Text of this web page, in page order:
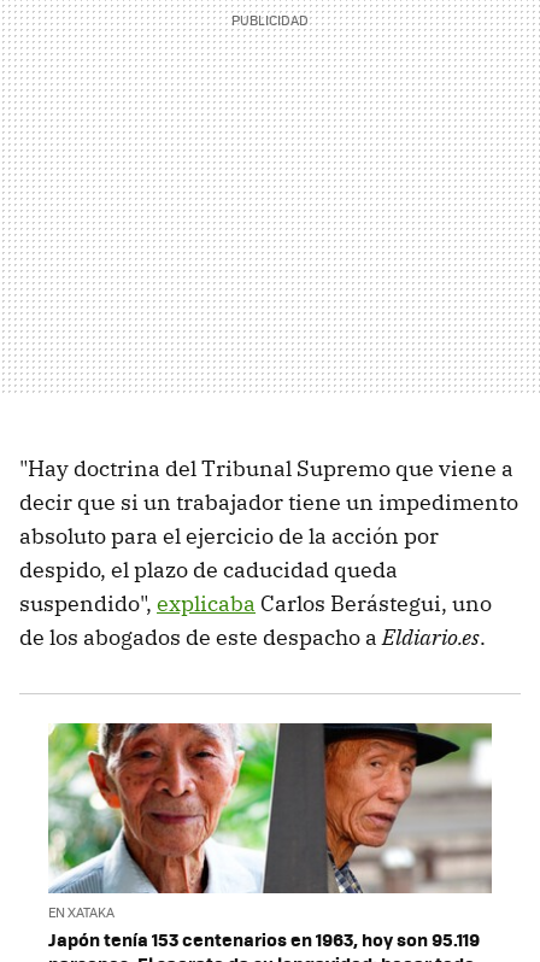
"Hay doctrina del Tribunal Supremo que viene a
decir que si un trabajador tiene un impedimento
absoluto para el ejercicio de la acción por
despido, el plazo de caducidad queda
suspendido", explicaba Carlos Berástegui, uno
de los abogados de este despacho aEldiario.es.
EN XATAKA
Japón tenía 153 centenarios en 1963, hoy son 95.119